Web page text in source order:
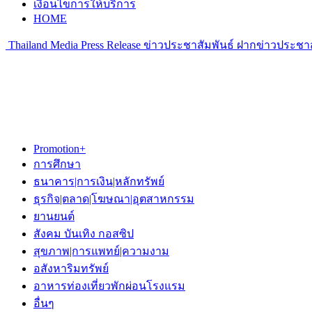
เงื่อนไขการให้บริการ
HOME
Thailand Media Press Release ข่าวประชาสัมพันธ์ ฝากข่าวประ
Promotion+
การศึกษา
ธนาคาร|การเงิน|หลักทรัพย์
ธุรกิจ|ตลาด|โฆษณา|อุตสาหกรรม
ยานยนต์
สังคม บันเทิง กอสซิป
สุขภาพ|การแพทย์|ความงาม
อสังหาริมทรัพย์
อาหารท่องเที่ยวพักผ่อนโรงแรม
อื่นๆ